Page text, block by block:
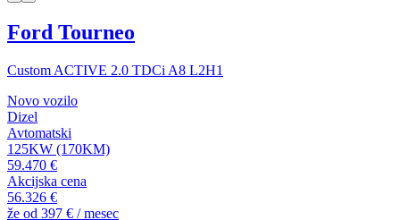
Ford Tourneo
Custom ACTIVE 2.0 TDCi A8 L2H1
Novo vozilo
Dizel
Avtomatski
125KW (170KM)
59.470 €
Akcijska cena
56.326 €
že od 397 € / mesec